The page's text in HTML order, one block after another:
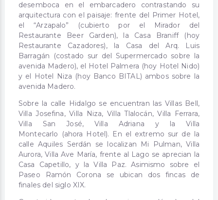
desemboca en el embarcadero contrastando su
arquitectura con el paisaje: frente del Primer Hotel,
el “Arzapalo” (cubierto por el Mirador del
Restaurante Beer Garden), la Casa Braniff (hoy
Restaurante Cazadores), la Casa del Arq. Luis
Barragán (costado sur del Supermercado sobre la
avenida Madero), el Hotel Palmera (hoy Hotel Nido)
y el Hotel Niza (hoy Banco BITAL) ambos sobre la
avenida Madero.
Sobre la calle Hidalgo se encuentran las Villas Bell,
Villa Josefina, Villa Niza, Villa Tlalocán, Villa Ferrara,
Villa San José, Villa Adriana y la Villa
Montecarlo (ahora Hotel). En el extremo sur de la
calle Aquiles Serdán se localizan Mi Pulman, Villa
Aurora, Villa Ave María, frente al Lago se aprecian la
Casa Capetillo, y la Villa Paz. Asimismo sobre el
Paseo Ramón Corona se ubican dos fincas de
finales del siglo XIX.